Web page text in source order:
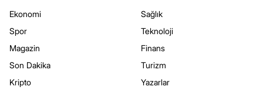
Ekonomi
Spor
Magazin
Son Dakika
Kripto
Sağlık
Teknoloji
Finans
Turizm
Yazarlar